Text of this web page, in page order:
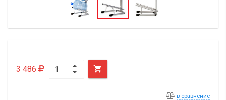
3 486 
в сравнение